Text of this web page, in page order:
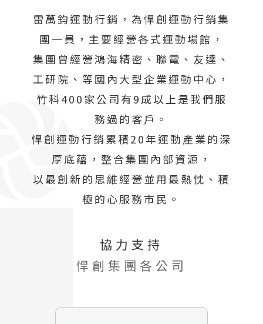
雷萬鈞運動行銷，為悍創運動行銷集
團一員，主要經營各式運動場館，
集團曾經營鴻海精密、聯電、友達、
工研院、等國內大型企業運動中心，
竹科400家公司有9成以上是我們服
務過的客戶。
悍創運動行銷累積20年運動產業的深
厚底蘊，整合集團內部資源，
以最創新的思維經營並用最熱忱、積
極的心服務市民。
協力支持
悍創集團各公司